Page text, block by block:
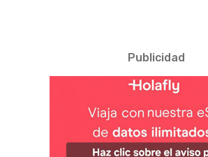
Publicidad